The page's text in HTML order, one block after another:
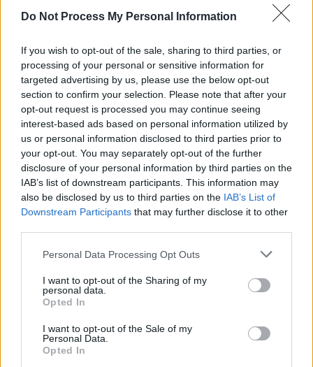
Do Not Process My Personal Information
If you wish to opt-out of the sale, sharing to third parties, or
processing of your personal or sensitive information for
targeted advertising by us, please use the below opt-out
section to confirm your selection. Please note that after your
opt-out request is processed you may continue seeing
interest-based ads based on personal information utilized by
us or personal information disclosed to third parties prior to
your opt-out. You may separately opt-out of the further
disclosure of your personal information by third parties on the
IAB’s list of downstream participants. This information may
also be disclosed by us to third parties on the IAB’s List of
Downstream Participants that may further disclose it to other
Personal Data Processing Opt Outs
I want to opt-out of the Sharing of my
personal data.
Opted In
I want to opt-out of the Sale of my
Personal Data.
Opted In
Sondaj
Ce partid ați vota dacă alegerile parlamentare ar avea
loc duminica viitoare?
USR
PNL
PSD
AUR
UDMR
PMP (Tomac)
Forța Dreptei (L. Orban)
PNȚMM
REPER
SOS (Șoșoacă)
POT (Gavrilă)